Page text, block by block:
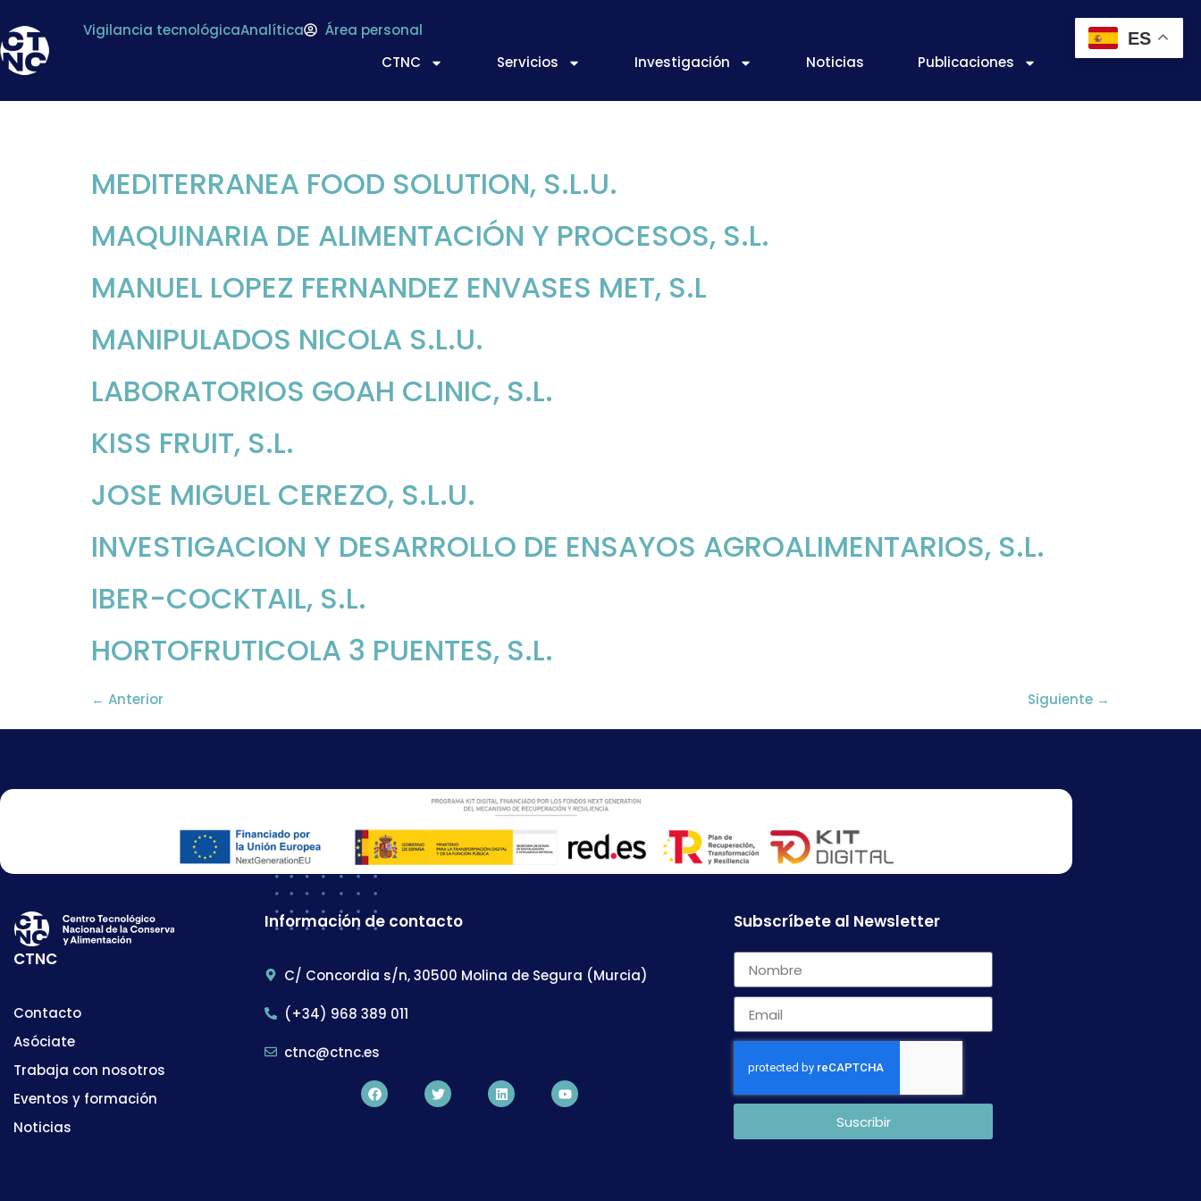
Vigilancia tecnológicaAnalítica
Área personal
CTNC
Servicios Investigación Noticias Publicaciones
MEDITERRANEA FOOD SOLUTION, S.L.U.
MAQUINARIA DE ALIMENTACIÓN Y PROCESOS, S.L.
MANUEL LOPEZ FERNANDEZ ENVASES MET, S.L
MANIPULADOS NICOLA S.L.U.
LABORATORIOS GOAH CLINIC, S.L.
KISS FRUIT, S.L.
JOSE MIGUEL CEREZO, S.L.U.
INVESTIGACION Y DESARROLLO DE ENSAYOS AGROALIMENTARIOS, S.L.
IBER-COCKTAIL, S.L.
HORTOFRUTICOLA 3 PUENTES, S.L.
← Anterior Siguiente →
CTNC
Contacto
Asóciate
Trabaja con nosotros
Eventos y formación
Noticias
Información de contacto
C/ Concordia s/n, 30500 Molina de Segura (Murcia)
(+34) 968 389 011
ctnc@ctnc.es
Subscríbete al Newsletter
Suscribir
ES